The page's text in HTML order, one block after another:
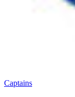
Captains